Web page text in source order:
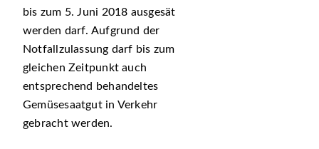
bis zum 5. Juni 2018 ausgesät
werden darf. Aufgrund der
Notfallzulassung darf bis zum
gleichen Zeitpunkt auch
entsprechend behandeltes
Gemüsesaatgut in Verkehr
gebracht werden.